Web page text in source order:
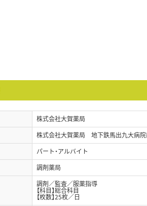
株式会社大賀薬局
株式会社大賀薬局 地下鉄馬出九大病
パート・アルバイト
調剤薬局
調剤／監査／服薬指導
【科目】総合科目
【枚数】25枚／日